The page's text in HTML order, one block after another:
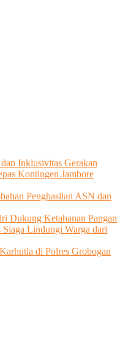
Inklusivitas Gerakan
Kontingen Jambore
Penghasilan ASN dan
Dukung Ketahanan Pangan
Lindungi Warga dari
di Polres Grobogan